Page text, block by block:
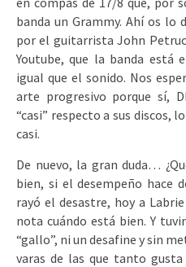
banda un Grammy. Ahí os lo
por el guitarrista John
Youtube, que la banda está
igual que el sonido. Nos
arte progresivo porque sí,
“casi” respecto a sus discos,
casi.
De nuevo, la gran duda…
bien, si el desempeño hace
rayó el desastre, hoy a
nota cuándo está bien. Y
“gallo”, ni un desafine y sin
varas de las que tanto